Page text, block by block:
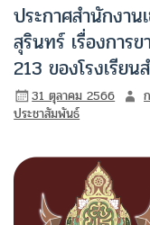
ประกาศสำนักงา
สุรินทร์ เรื่องการ
213 ของโรงเรีย
31 ตุลาคม 2566
ประชาสัมพันธ์